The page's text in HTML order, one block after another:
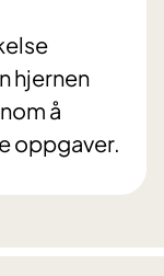
hjernen
å
oppgaver.